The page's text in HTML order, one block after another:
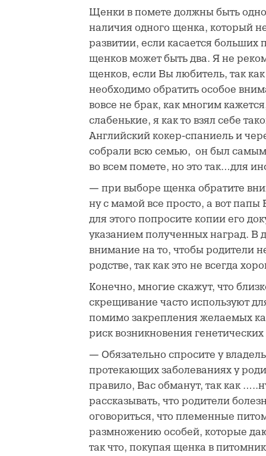
Щенки в помете должны быть
наличия одного щенка, который
развитии, если касается больших
щенков может быть два. Я не
щенков, если Вы любитель, так
необходимо обратить особое
вовсе не брак, как многим
слабенькие, я как то взял себе
Английский кокер-спаниель и
собрали всю семью, он был
во всем помете, но это так…для
— при выборе щенка обратите
ну с мамой все просто, а вот папы
для этого попросите копии его
указанием полученных наград. В
внимание на то, чтобы родители
родстве, так как это не всегда
Конечно, многие скажут, что
скрещивание часто используют
помимо закрепления желаемых
риск возникновения
— Обязательно спросите у
протекающих заболеваниях у
правило, Вас обманут, так как
рассказывать, что родители
оговориться, что племенные
размножению особей, которые
так что, покупая щенка в